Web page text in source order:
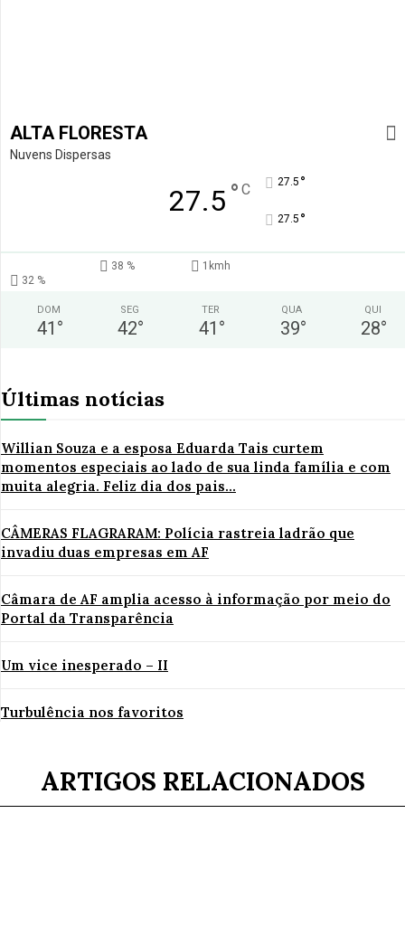
ALTA FLORESTA
Nuvens Dispersas
27.5 ° C 27.5 °
27.5 °
38 %
1kmh
32 %
DOM
41 °
SEG
42°
TER
41 °
QUA
39°
QUI
28°
Últimas notícias
Willian Souza e a esposa Eduarda Tais curtem
momentos especiais ao lado de sua linda família e com
muita alegria. Feliz dia dos pais...
CÂMERAS FLAGRARAM: Polícia rastreia ladrão que
invadiu duas empresas em AF
Câmara de AF amplia acesso à informação por meio do
Portal da Transparência
Um vice inesperado – II
Turbulência nos favoritos
ARTIGOS RELACIONADOS